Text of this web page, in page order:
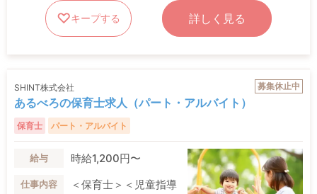
キープする 詳しく見る
募集休止中
SHINT株式会社
あるべろの保育士求人（パート・アルバイト）
保育士 パート・アルバイト
給与 時給1,200円〜
仕事内容
＜保育士＞＜児童指導